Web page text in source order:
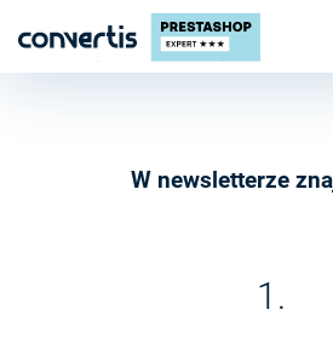
W newsletterze
1.